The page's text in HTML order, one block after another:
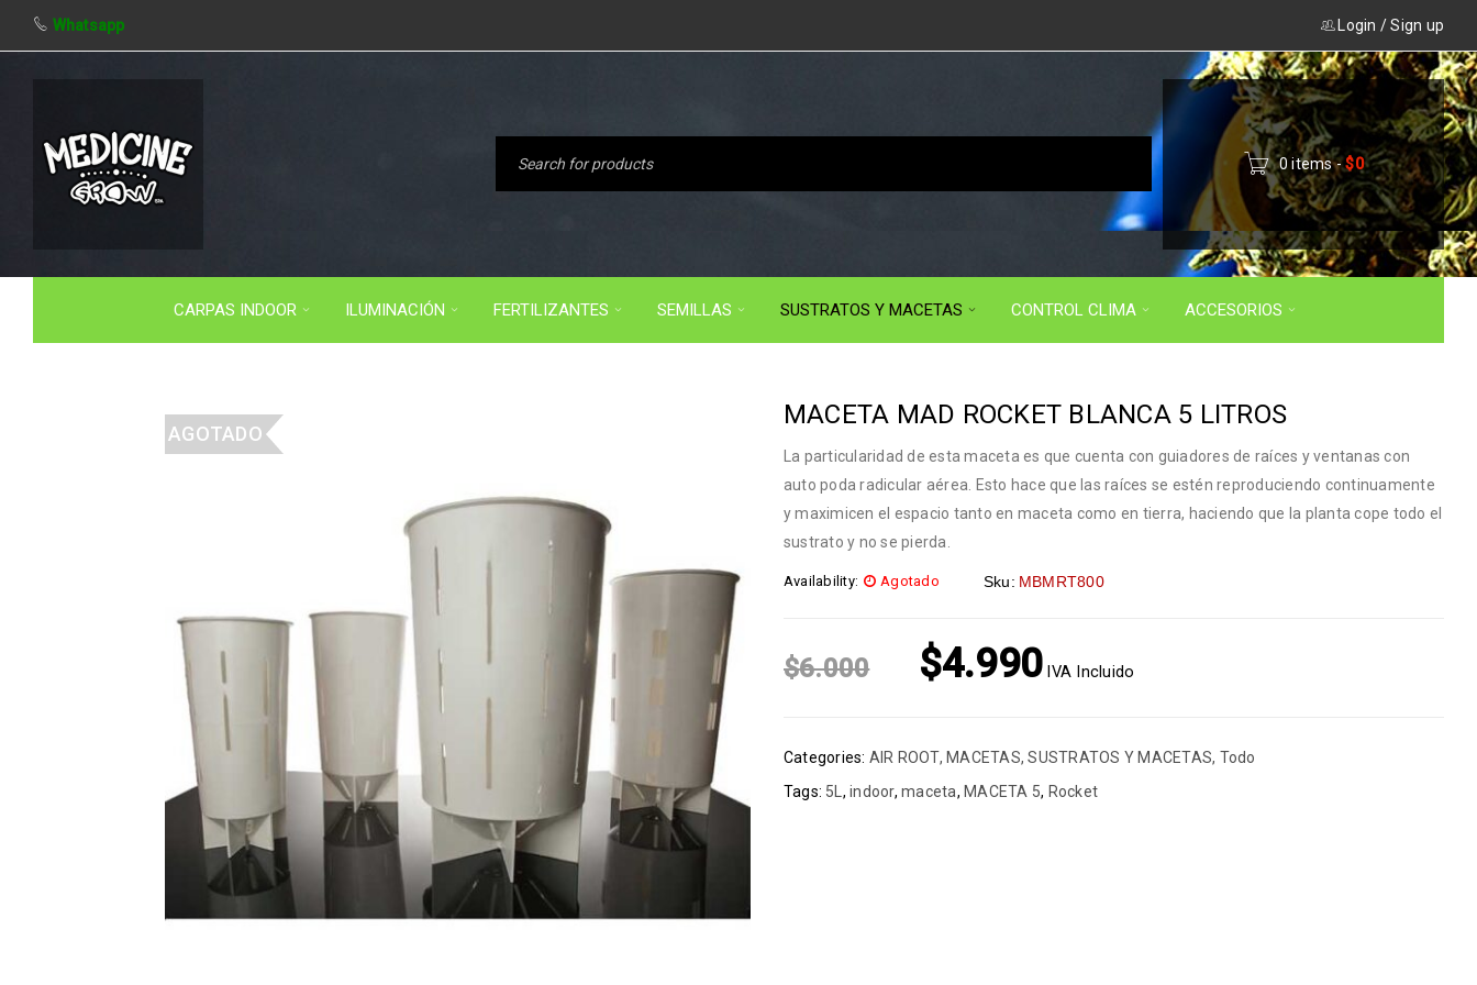
Whatsapp Login /Sign up
0 items - $0
CARPAS INDOOR ILUMINACIÓN FERTILIZANTES SEMILLAS SUSTRATOS Y MACETAS CONTROL CLIMA ACCESORIOS
AGOTADO
MACETA MAD ROCKET BLANCA 5 LITROS
La particularidad de esta maceta es que cuenta con guiadores de raíces y ventanas con
auto poda radicular aérea. Esto hace que las raíces se estén reproduciendo continuamente
y maximicen el espacio tanto en maceta como en tierra, haciendo que la planta cope todo el
sustrato y no se pierda.
Availability: Agotado Sku: MBMRT800
$6.000 $4.990 IVA Incluido
Categories: AIR ROOT, MACETAS,SUSTRATOS Y MACETAS, Todo
Tags: 5L ,indoor,maceta, MACETA 5, Rocket